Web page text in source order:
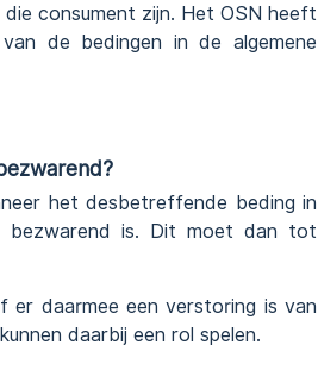
consument zijn. Het OSN heeft
de bedingen in de algemene
het desbetreffende beding in
bezwarend is. Dit moet dan tot
er daarmee een verstoring is van
daarbij een rol spelen.